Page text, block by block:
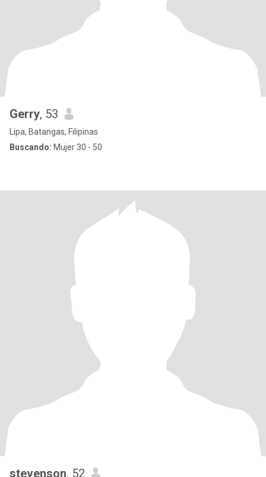
Gerry, 53
Lipa, Batangas, Filipinas
Buscando: Mujer 30 - 50
stevenson, 52